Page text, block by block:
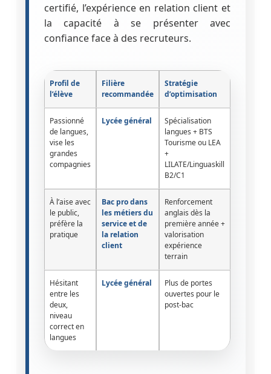
certifié, l’expérience en relation client et
la capacité à se présenter avec
confiance face à des recruteurs.
Profil de
l’élève
Filière
recommandée
Stratégie
d’optimisation
Passionné
de langues,
vise les
grandes
compagnies
Lycée général
Spécialisation
langues + BTS
Tourisme ou LEA
+
LILATE/Linguaskill
B2/C1
À l’aise avec
le public,
préfère la
pratique
Bac pro dans
les métiers du
service et de
la relation
client
Renforcement
anglais dès la
première année +
valorisation
expérience
terrain
Hésitant
entre les
deux,
niveau
correct en
langues
Lycée général
Plus de portes
ouvertes pour le
post-bac